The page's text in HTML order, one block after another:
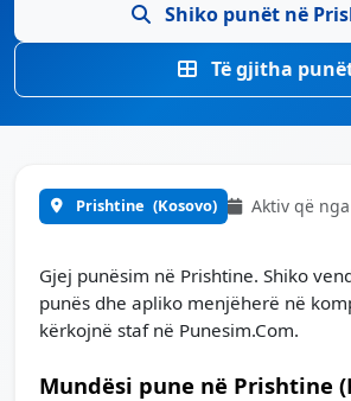
Shiko punët në
Të gjitha
Prishtine (Kosovo) Aktiv që
Gjej punësim në Prishtine. Shiko
punës dhe apliko menjëherë në
kërkojnë staf në Punesim.Com.
Mundësi pune në Prishtine